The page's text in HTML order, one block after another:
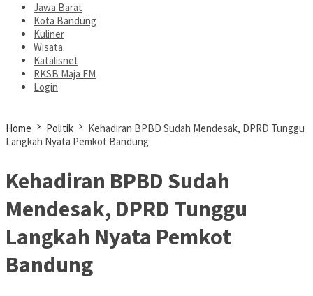
Jawa Barat
Kota Bandung
Kuliner
Wisata
Katalisnet
RKSB Maja FM
Login
Home Politik
Kehadiran BPBD Sudah Mendesak, DPRD Tunggu
Langkah Nyata Pemkot Bandung
Kehadiran BPBD Sudah
Mendesak, DPRD Tunggu
Langkah Nyata Pemkot
Bandung